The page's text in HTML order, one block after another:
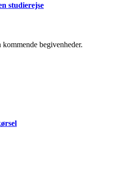
studierejse
begivenheder.